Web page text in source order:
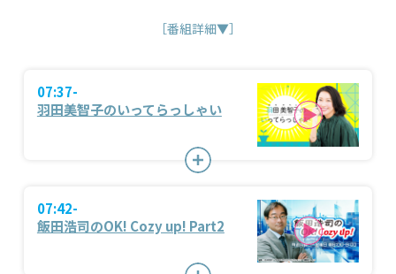
［番組詳細▼］
07:37-
羽田美智子のいってらっしゃい
07:42-
飯田浩司のOK! Cozy up! Part2